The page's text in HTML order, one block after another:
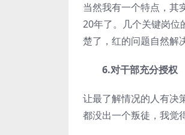
当然我有一个特点，其
20年了。几个关键岗位
楚了，红的问题自然解
6.对干部充分授权
让最了解情况的人有决
都没出一个叛徒，我觉